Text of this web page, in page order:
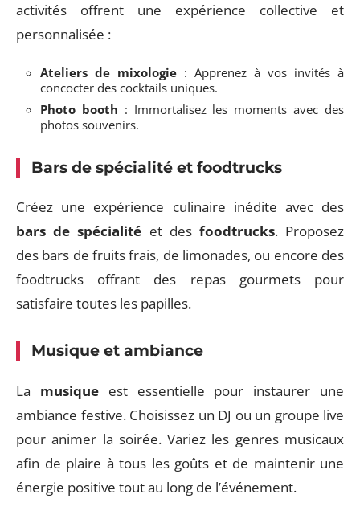
activités offrent une expérience collective et
personnalisée :
Ateliers de mixologie : Apprenez à vos invités à
concocter des cocktails uniques.
Photo booth : Immortalisez les moments avec des
photos souvenirs.
Bars de spécialité et foodtrucks
Créez une expérience culinaire inédite avec des
bars de spécialité et des foodtrucks. Proposez
des bars de fruits frais, de limonades, ou encore des
foodtrucks offrant des repas gourmets pour
satisfaire toutes les papilles.
Musique et ambiance
La musiqueest essentielle pour instaurer une
ambiance festive. Choisissez un DJ ou un groupe live
pour animer la soirée. Variez les genres musicaux
afin de plaire à tous les goûts et de maintenir une
énergie positive tout au long de l’événement.